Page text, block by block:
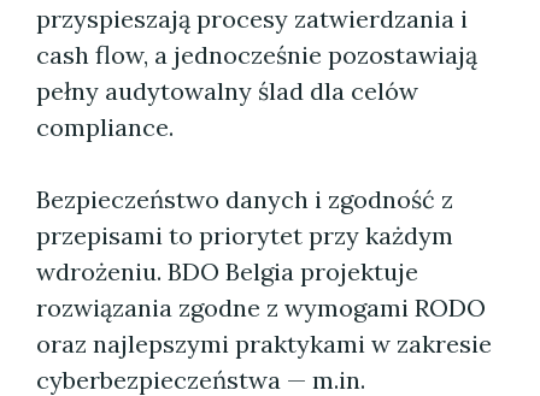
przyspieszają procesy zatwierdzania i
cash flow, a jednocześnie pozostawiają
pełny audytowalny ślad dla celów
compliance.
Bezpieczeństwo danych i zgodność z
przepisami to priorytet przy każdym
wdrożeniu. BDO Belgia projektuje
rozwiązania zgodne z wymogami RODO
oraz najlepszymi praktykami w zakresie
cyberbezpieczeństwa — m.in.